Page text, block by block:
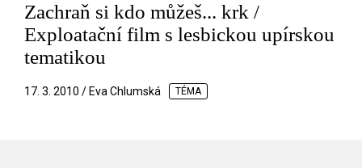
Zachraň si kdo můžeš... krk /
Exploatační film s lesbickou upírskou
tematikou
17. 3. 2010 / Eva Chlumská TÉMA